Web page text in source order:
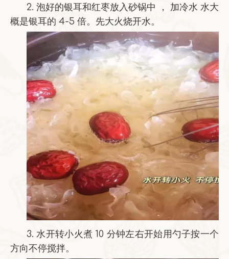
2. 泡好的银耳和红枣放入砂锅中 ， 加冷水 水大
概是银耳的 4-5 倍。先大火烧开水。
3. 水开转小火煮 10 分钟左右开始用勺子按一个
方向不停搅拌。